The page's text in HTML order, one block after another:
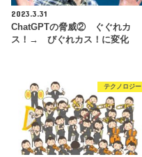
2023.3.31
ChatGPTの脅威② ぐぐれカ
ス！→ びぐれカス！に変化
テクノロジー